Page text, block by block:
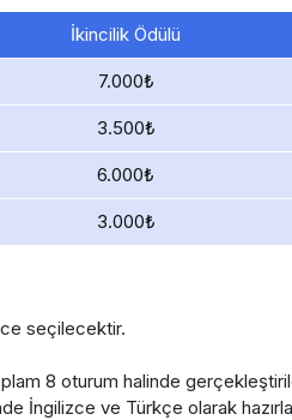
İkincilik Ödülü
7.000₺
3.500₺
6.000₺
3.000₺
seçilecektir.
8 oturum halinde
İngilizce ve Türkçe olarak